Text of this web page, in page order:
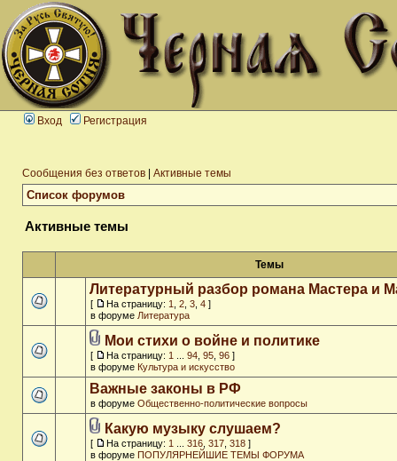
Вход Регистрация
Сообщения без ответов Активные темы
Список форумов
Активные темы
Темы
Литературный разбор романа Мастера и
[ На страницу: 1 2 3 4 ]
в форуме Литература
Мои стихи о войне и политике
[ На страницу: 1 94 95 96 ]
в форуме Культура и искусство
Важные законы в РФ
в форуме Общественно-политические вопросы
Какую музыку слушаем?
[ На страницу: 1 316 317 318 ]
в форуме ПОПУЛЯРНЕЙШИЕ ТЕМЫ ФОРУМА